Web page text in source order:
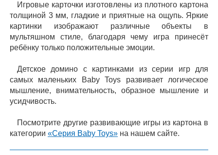
Игровые карточки изготовлены из плотного картона
толщиной 3 мм, гладкие и приятные на ощупь. Яркие
картинки изображают различные объекты в
мультяшном стиле, благодаря чему игра принесёт
ребёнку только положительные эмоции.
Детское домино с картинками из серии игр для
самых маленьких Baby Toys развивает логическое
мышление, внимательность, образное мышление и
усидчивость.
Посмотрите другие развивающие игры из картона в
категории «Серия Baby Toys» на нашем сайте.